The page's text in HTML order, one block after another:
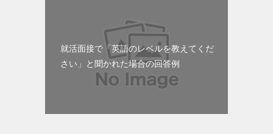
就活面接で「英語のレベルを教えてくだ
さい」と聞かれた場合の回答例